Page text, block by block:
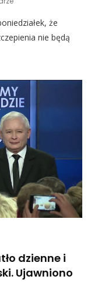
Wieści
Dla
Osób
Zaszczepieni
Znajomi
Będą
Traktowani
Inaczej
Na
Spotkaniach,
Słowa
Szefa
KPRM
że
nie będą
dzienne i
Ujawniono